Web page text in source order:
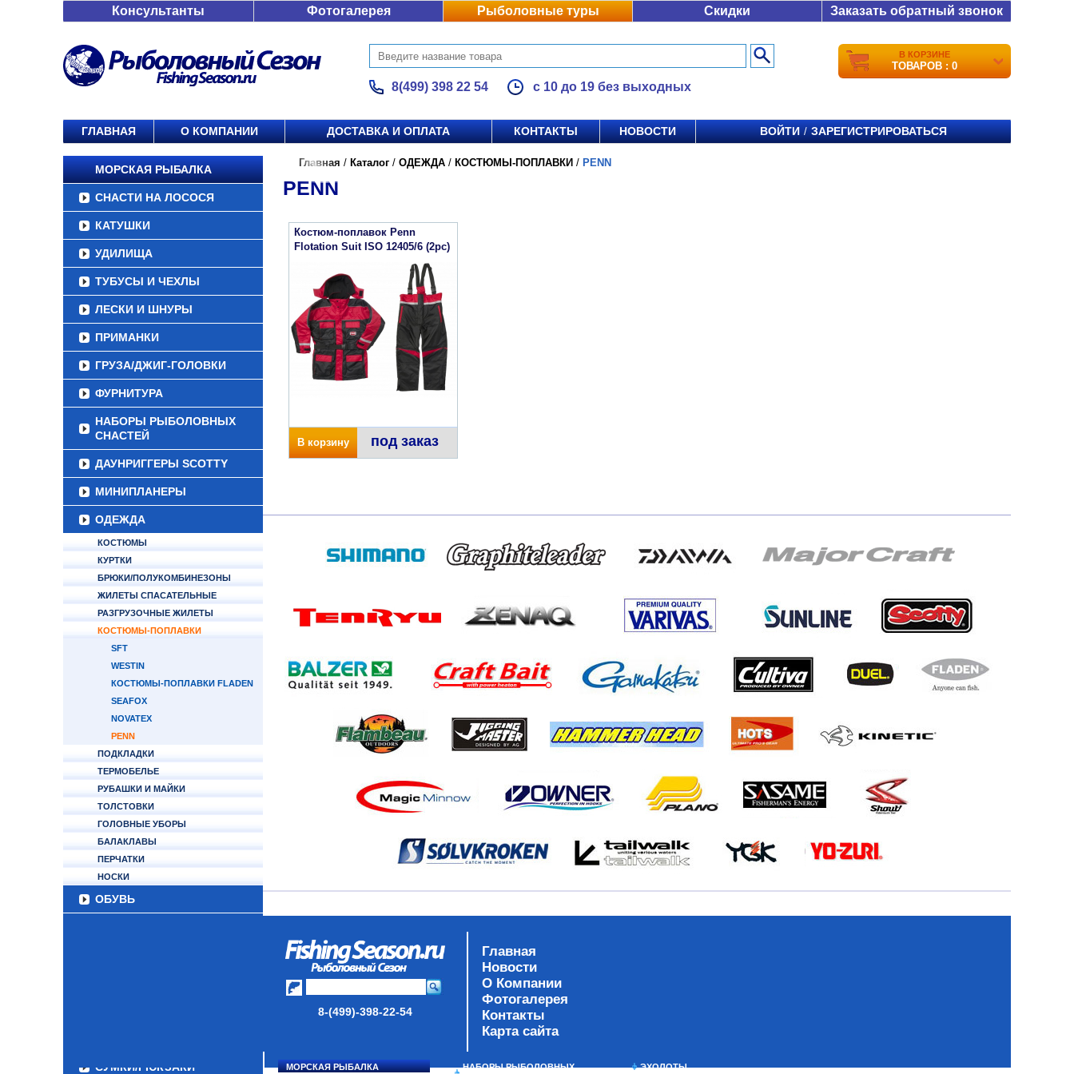
Консультанты Фотогалерея Рыболовные туры Скидки Заказать обратный звонок
8(499) 398 22 54 с 10 до 19 без выходных
В КОРЗИНЕ
ТОВАРОВ : 0
ГЛАВНАЯ О КОМПАНИИ ДОСТАВКА И ОПЛАТА КОНТАКТЫ НОВОСТИ ВОЙТИ / ЗАРЕГИСТРИРОВАТЬСЯ
МОРСКАЯ РЫБАЛКА
СНАСТИ НА ЛОСОСЯ
КАТУШКИ
УДИЛИЩА
ТУБУСЫ И ЧЕХЛЫ
ЛЕСКИ И ШНУРЫ
ПРИМАНКИ
ГРУЗА/ДЖИГ-ГОЛОВКИ
ФУРНИТУРА
НАБОРЫ РЫБОЛОВНЫХ
СНАСТЕЙ
ДАУНРИГГЕРЫ SCOTTY
МИНИПЛАНЕРЫ
ОДЕЖДА
КОСТЮМЫ
КУРТКИ
БРЮКИ/ПОЛУКОМБИНЕЗОНЫ
ЖИЛЕТЫ СПАСАТЕЛЬНЫЕ
РАЗГРУЗОЧНЫЕ ЖИЛЕТЫ
КОСТЮМЫ-ПОПЛАВКИ
SFT
WESTIN
КОСТЮМЫ-ПОПЛАВКИ FLADEN
SEAFOX
NOVATEX
PENN
ПОДКЛАДКИ
ТЕРМОБЕЛЬЕ
РУБАШКИ И МАЙКИ
ТОЛСТОВКИ
ГОЛОВНЫЕ УБОРЫ
БАЛАКЛАВЫ
ПЕРЧАТКИ
НОСКИ
ОБУВЬ
СУМКИ/РЮКЗАКИ
Главная / Каталог / ОДЕЖДА / КОСТЮМЫ-ПОПЛАВКИ / PENN
PENN
Костюм-поплавок Penn
Flotation Suit ISO 12405/6 (2pc)
В корзину под заказ
8-(499)-398-22-54
Главная
Новости
О Компании
Фотогалерея
Контакты
Карта сайта
МОРСКАЯ РЫБАЛКА НАБОРЫ РЫБОЛОВНЫХ ЭХОЛОТЫ